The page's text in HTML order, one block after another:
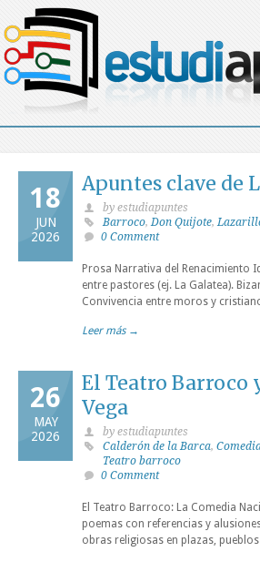
18
JUN
2026
Apuntes clave de
by estudiapuntes
Barroco,Don Quijote,
0 Comment
Prosa Narrativa del Renacimiento
entre pastores (ej. La Galatea).
Convivencia entre moros y
Leer más →
26
MAY
2026
El Teatro Barroco
Vega
by estudiapuntes
Calderón de la Barca,
Teatro barroco
0 Comment
El Teatro Barroco: La Comedia
poemas con referencias y
obras religiosas en plazas,